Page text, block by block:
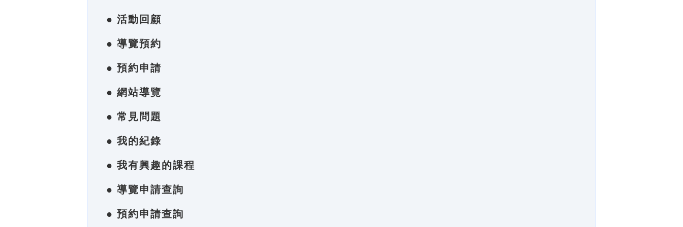
● 活動回顧
● 導覽預約
● 預約申請
● 網站導覽
● 常見問題
● 我的紀錄
● 我有興趣的課程
● 導覽申請查詢
● 預約申請查詢